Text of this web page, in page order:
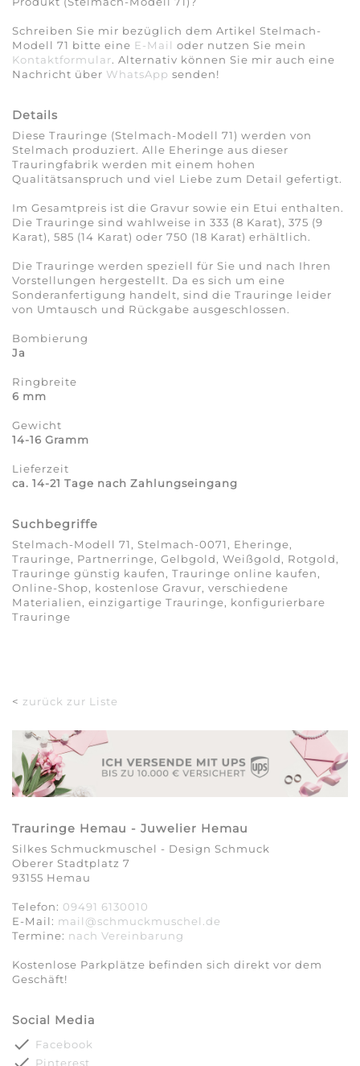
Schreiben Sie mir bezüglich dem Artikel Stelmach-
Modell 71 bitte eine E-Mail oder nutzen Sie mein
Kontaktformular. Alternativ können Sie mir auch eine
Nachricht über WhatsApp senden!
Details
Diese Trauringe (Stelmach-Modell 71) werden von
Stelmach produziert. Alle Eheringe aus dieser
Trauringfabrik werden mit einem hohen
Qualitätsanspruch und viel Liebe zum Detail gefertigt.
Im Gesamtpreis ist die Gravur sowie ein Etui enthalten.
Die Trauringe sind wahlweise in 333 (8 Karat), 375 (9
Karat), 585 (14 Karat) oder 750 (18 Karat) erhältlich.
Die Trauringe werden speziell für Sie und nach Ihren
Vorstellungen hergestellt. Da es sich um eine
Sonderanfertigung handelt, sind die Trauringe leider
von Umtausch und Rückgabe ausgeschlossen.
Bombierung
Ja
Ringbreite
6 mm
Gewicht
14-16 Gramm
Lieferzeit
ca. 14-21 Tage nach Zahlungseingang
Suchbegriffe
Stelmach-Modell 71, Stelmach-0071, Eheringe,
Trauringe, Partnerringe, Gelbgold, Weißgold, Rotgold,
Trauringe günstig kaufen, Trauringe online kaufen,
Online-Shop, kostenlose Gravur, verschiedene
Materialien, einzigartige Trauringe, konfigurierbare
Trauringe
< zurück zur Liste
Trauringe Hemau - Juwelier Hemau
Silkes Schmuckmuschel - Design Schmuck
Oberer Stadtplatz 7
93155 Hemau
Telefon: 09491 6130010
E-Mail: mail@schmuckmuschel.de
Termine: nach Vereinbarung​​​​​​​
Kostenlose Parkplätze befinden sich direkt vor dem
Geschäft!
Social Media
done Facebook
Pinterest